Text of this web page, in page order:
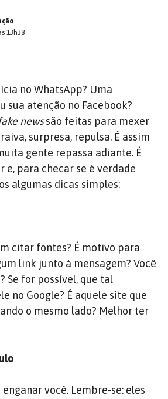
13h38
no WhatsApp? Uma
sua atenção no Facebook?
newssão feitas para mexer
surpresa, repulsa. É assim
gente repassa adiante. É
e, para checar se é verdade
algumas dicas simples:
citar fontes? É motivo para
link junto à mensagem? Você
Se for possível, que tal
no Google? É aquele site que
o mesmo lado? Melhor ter
você. Lembre-se: eles